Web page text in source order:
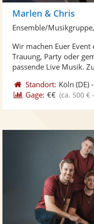
Marlen & Chris
Ensemble/
Wir machen Euer
Trauung, Party oder
passende Live Musik.
Standort: Köln (DE)
Gage: €€ (ca. 500 €